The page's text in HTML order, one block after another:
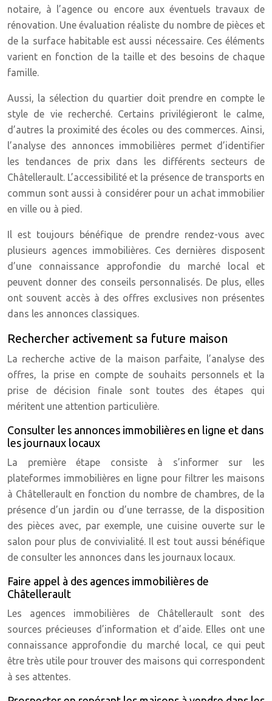
notaire, à l’agence ou encore aux éventuels travaux de
rénovation. Une évaluation réaliste du nombre de pièces et
de la surface habitable est aussi nécessaire. Ces éléments
varient en fonction de la taille et des besoins de chaque
famille.
Aussi, la sélection du quartier doit prendre en compte le
style de vie recherché. Certains privilégieront le calme,
d’autres la proximité des écoles ou des commerces. Ainsi,
l’analyse des annonces immobilières permet d’identifier
les tendances de prix dans les différents secteurs de
Châtellerault. L’accessibilité et la présence de transports en
commun sont aussi à considérer pour un achat immobilier
en ville ou à pied.
Il est toujours bénéfique de prendre rendez-vous avec
plusieurs agences immobilières. Ces dernières disposent
d’une connaissance approfondie du marché local et
peuvent donner des conseils personnalisés. De plus, elles
ont souvent accès à des offres exclusives non présentes
dans les annonces classiques.
Rechercher activement sa future maison
La recherche active de la maison parfaite, l’analyse des
offres, la prise en compte de souhaits personnels et la
prise de décision finale sont toutes des étapes qui
méritent une attention particulière.
Consulter les annonces immobilières en ligne et dans
les journaux locaux
La première étape consiste à s’informer sur les
plateformes immobilières en ligne pour filtrer les maisons
à Châtellerault en fonction du nombre de chambres, de la
présence d’un jardin ou d’une terrasse, de la disposition
des pièces avec, par exemple, une cuisine ouverte sur le
salon pour plus de convivialité. Il est tout aussi bénéfique
de consulter les annonces dans les journaux locaux.
Faire appel à des agences immobilières de
Châtellerault
Les agences immobilières de Châtellerault sont des
sources précieuses d’information et d’aide. Elles ont une
connaissance approfondie du marché local, ce qui peut
être très utile pour trouver des maisons qui correspondent
à ses attentes.